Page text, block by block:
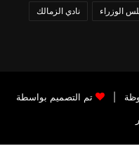
الوزراء نادي الزمالك
تم التصميم بواسطة